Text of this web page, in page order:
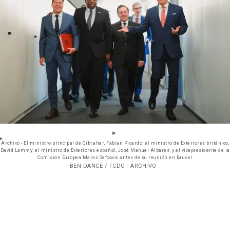
Archivo - El ministro principal de Gibraltar, Fabian Picardo; el ministro de Exteriores británico,
David Lammy; el ministro de Exteriores español, José Manuel Albares; y el vicepresidente de la
Comisión Europea Maros Sefcovic antes de su reunión en Brusel
- BEN DANCE / FCDO - ARCHIVO